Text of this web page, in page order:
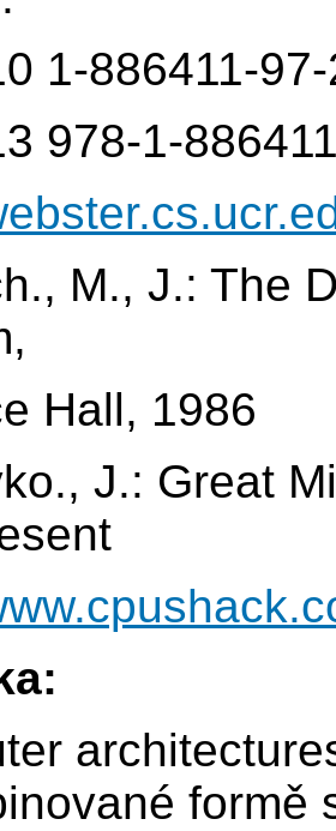
1-886411-
978-1-
M., J.: The
Hall, 1986
J.: Great
formě